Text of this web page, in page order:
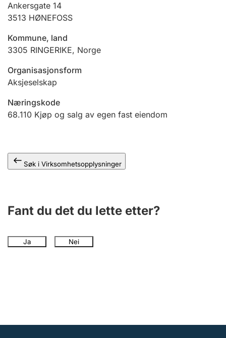
Jeger
Betaling og jegeravgiftskort
Ektepaktveileder
Ankersgate 14
3513 HØNEFOSS
Kommune, land
3305 RINGERIKE, Norge
Organisasjonsform
Aksjeselskap
Næringskode
68.110 Kjøp og salg av egen fast eiendom
Søk i Virksomhetsopplysninger
Fant du det du lette etter?
Ja Nei